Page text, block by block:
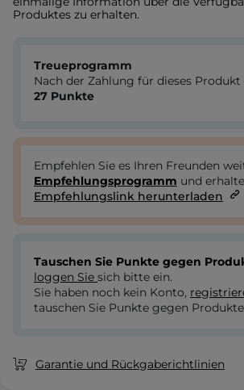
Produktes zu erhalten.
Treueprogramm
Nach der Zahlung für dieses Produkt
27 Punkte
Empfehlen Sie es Ihren Freunden
Empfehlungsprogramm und
Empfehlungslink herunterladen
Tauschen Sie Punkte gegen
loggen Sie sich bitte ein.
Sie haben noch kein Konto,
tauschen Sie Punkte gegen
Garantie und Rückgaberichtlinien